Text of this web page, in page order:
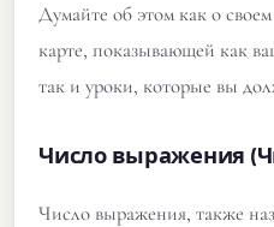
Думайте об этом как о
карте, показывающей как
так и уроки, которые вы
Число выражения
Число выражения, также